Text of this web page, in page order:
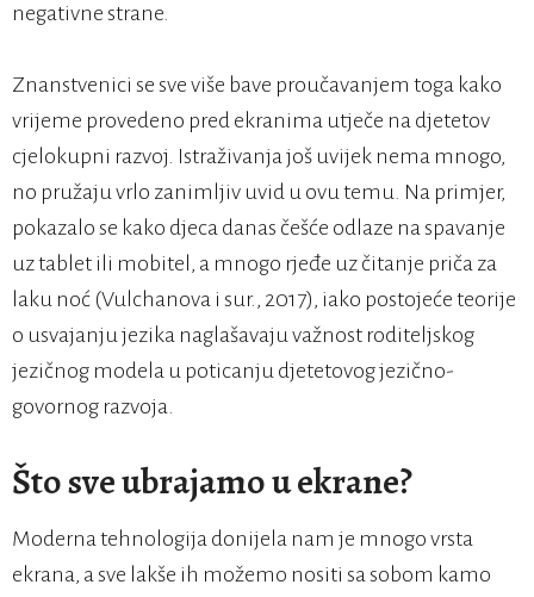
negativne strane.
Znanstvenici se sve više bave proučavanjem toga kako
vrijeme provedeno pred ekranima utječe na djetetov
cjelokupni razvoj. Istraživanja još uvijek nema mnogo,
no pružaju vrlo zanimljiv uvid u ovu temu. Na primjer,
pokazalo se kako djeca danas češće odlaze na spavanje
uz tablet ili mobitel, a mnogo rjeđe uz čitanje priča za
laku noć (Vulchanova i sur., 2017), iako postojeće teorije
o usvajanju jezika naglašavaju važnost roditeljskog
jezičnog modela u poticanju djetetovog jezično-
govornog razvoja.
Što sve ubrajamo u ekrane?
Moderna tehnologija donijela nam je mnogo vrsta
ekrana, a sve lakše ih možemo nositi sa sobom kamo